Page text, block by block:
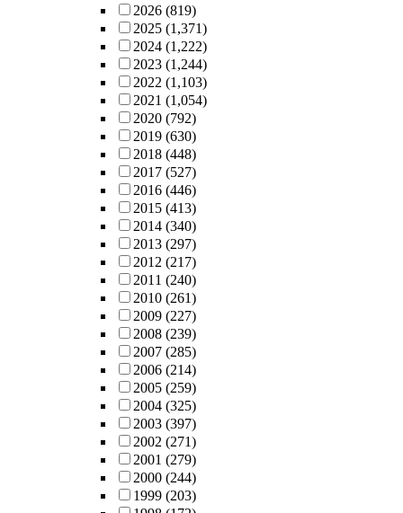
2026 (819)
2025 (1,371)
2024 (1,222)
2023 (1,244)
2022 (1,103)
2021 (1,054)
2020 (792)
2019 (630)
2018 (448)
2017 (527)
2016 (446)
2015 (413)
2014 (340)
2013 (297)
2012 (217)
2011 (240)
2010 (261)
2009 (227)
2008 (239)
2007 (285)
2006 (214)
2005 (259)
2004 (325)
2003 (397)
2002 (271)
2001 (279)
2000 (244)
1999 (203)